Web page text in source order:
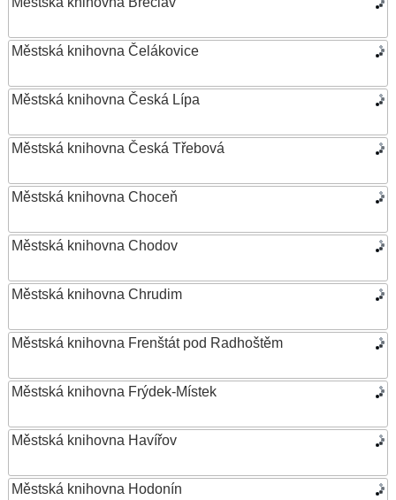
Městská knihovna Čelákovice
Městská knihovna Česká Lípa
Městská knihovna Česká Třebová
Městská knihovna Choceň
Městská knihovna Chodov
Městská knihovna Chrudim
Městská knihovna Frenštát pod Radhoštěm
Městská knihovna Frýdek-Místek
Městská knihovna Havířov
Městská knihovna Hodonín